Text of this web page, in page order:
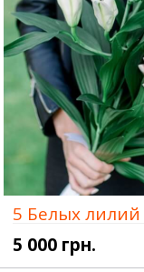
5 Белых лилий
5 000 грн.